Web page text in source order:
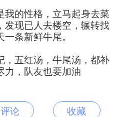
我的性格，立马起身去菜
发现已人去楼空，辗转找
条新鲜牛尾。
，五红汤，牛尾汤，都补
力，队友也要加油
评论 收藏